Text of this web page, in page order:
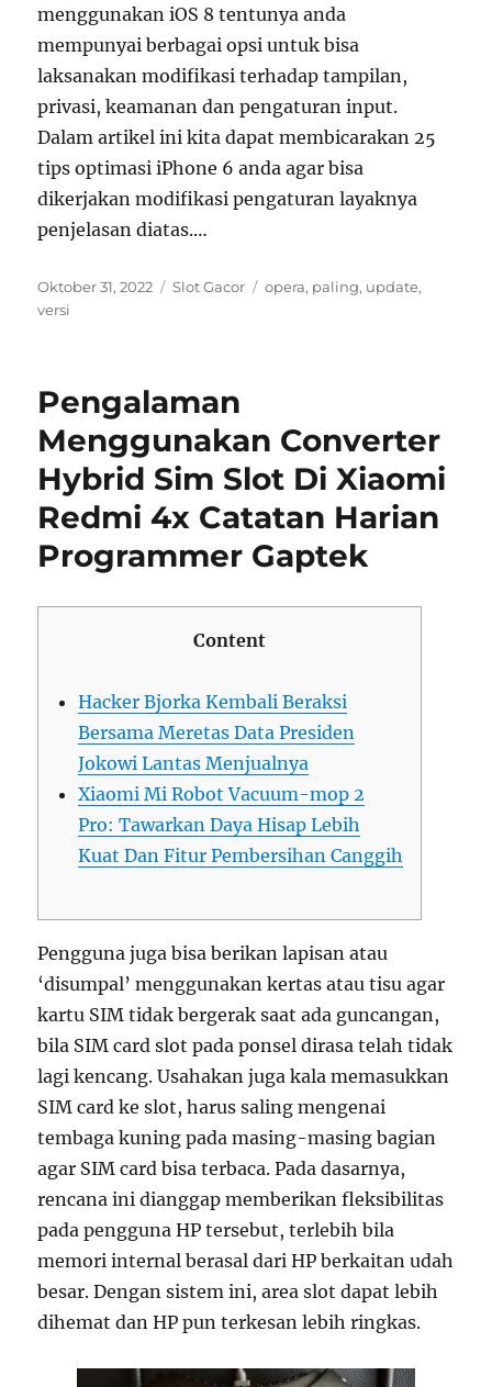
menggunakan iOS 8 tentunya anda
mempunyai berbagai opsi untuk bisa
laksanakan modifikasi terhadap tampilan,
privasi, keamanan dan pengaturan input.
Dalam artikel ini kita dapat membicarakan 25
tips optimasi iPhone 6 anda agar bisa
dikerjakan modifikasi pengaturan layaknya
penjelasan diatas.…
Posted
on
Oktober 31, 2022 Categories
Slot Gacor Tags
opera, paling, update,
versi
Pengalaman
Menggunakan Converter
Hybrid Sim Slot Di Xiaomi
Redmi 4x Catatan Harian
Programmer Gaptek
Content
Hacker Bjorka Kembali Beraksi
Bersama Meretas Data Presiden
Jokowi Lantas Menjualnya
Xiaomi Mi Robot Vacuum-mop 2
Pro: Tawarkan Daya Hisap Lebih
Kuat Dan Fitur Pembersihan Canggih
Pengguna juga bisa berikan lapisan atau
‘disumpal’ menggunakan kertas atau tisu agar
kartu SIM tidak bergerak saat ada guncangan,
bila SIM card slot pada ponsel dirasa telah tidak
lagi kencang. Usahakan juga kala memasukkan
SIM card ke slot, harus saling mengenai
tembaga kuning pada masing-masing bagian
agar SIM card bisa terbaca. Pada dasarnya,
rencana ini dianggap memberikan fleksibilitas
pada pengguna HP tersebut, terlebih bila
memori internal berasal dari HP berkaitan udah
besar. Dengan sistem ini, area slot dapat lebih
dihemat dan HP pun terkesan lebih ringkas.